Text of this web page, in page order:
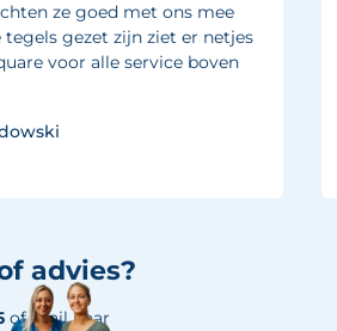
ze goed met ons mee
tegels gezet zijn ziet er netjes
voor alle service boven
advies?
of mail naar